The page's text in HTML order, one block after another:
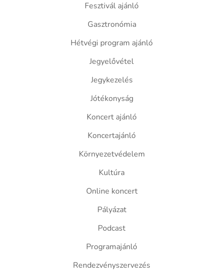
Fesztivál ajánló
Gasztronómia
Hétvégi program ajánló
Jegyelővétel
Jegykezelés
Jótékonyság
Koncert ajánló
Koncertajánló
Környezetvédelem
Kultúra
Online koncert
Pályázat
Podcast
Programajánló
Rendezvényszervezés